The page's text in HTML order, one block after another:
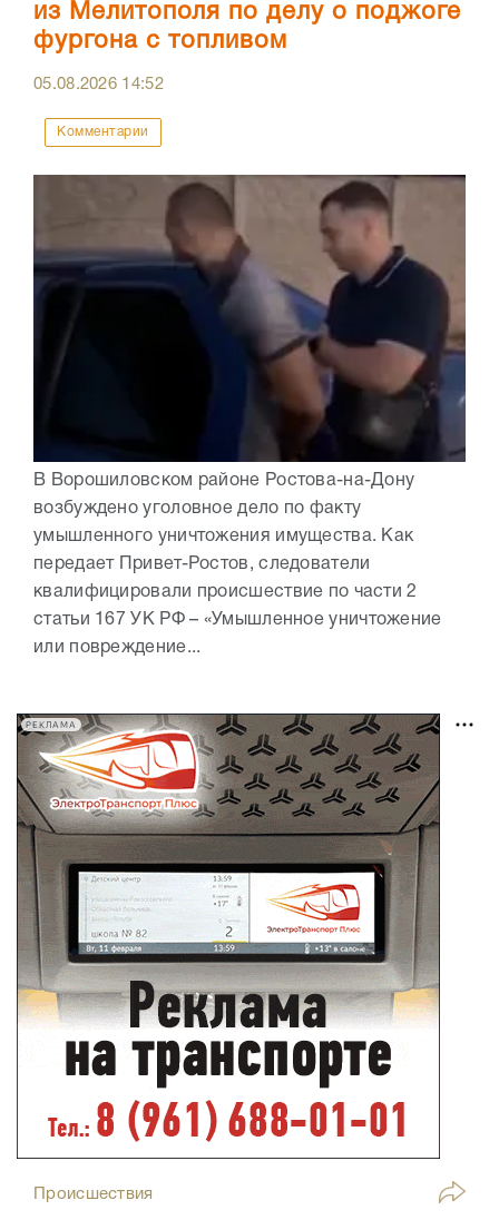
из Мелитополя по делу о поджоге
фургона с топливом
05.08.2026 14:52
Комментарии
В Ворошиловском районе Ростова-на-Дону
возбуждено уголовное дело по факту
умышленного уничтожения имущества. Как
передает Привет-Ростов, следователи
квалифицировали происшествие по части 2
статьи 167 УК РФ – «Умышленное уничтожение
или повреждение...
РЕКЛАМА
Происшествия